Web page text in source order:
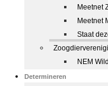
Meetnet
Meetnet
Staat
NEM
Determineren